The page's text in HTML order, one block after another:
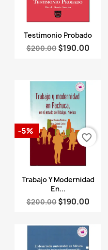
Vista rápida
Testimonio Probado
$200.00 $190.00
Vista rápida
Trabajo Y Modernidad
En...
$200.00 $190.00
-5%
favorite_border